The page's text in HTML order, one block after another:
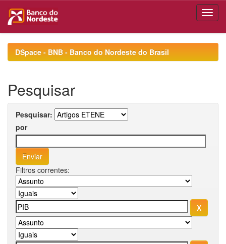
navigationDSpace - BNB - Banco do Nordeste do Brasil
Pesquisar
Pesquisar:
por
Filtros correntes: